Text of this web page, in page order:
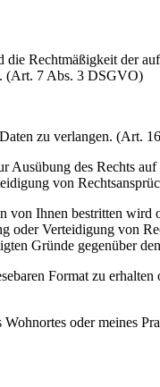
Rechtmäßigkeit der
(Art. 7 Abs. 3 DSGVO)
zu verlangen. (Art.
Ausübung des Rechts
von
Ihnen bestritten
Verteidigung von
Gründe gegenüber
Format zu
oder meines